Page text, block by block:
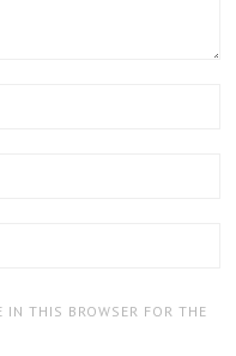
IN THIS BROWSER FOR THE